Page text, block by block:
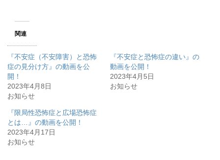
関連
『不安症（不安障害）と恐怖
症の見分け方』の動画を公
開！
2023年4月8日
お知らせ
『不安症と恐怖症の違い』の
動画を公開！
2023年4月5日
お知らせ
『限局性恐怖症と広場恐怖症
とは…』の動画を公開！
2023年4月17日
お知らせ